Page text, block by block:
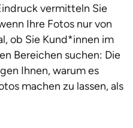
vermitteln Sie
Ihre Fotos nur von
ob Sie Kund*innen im
Bereichen suchen: Die
Ihnen, warum es
machen zu lassen, als